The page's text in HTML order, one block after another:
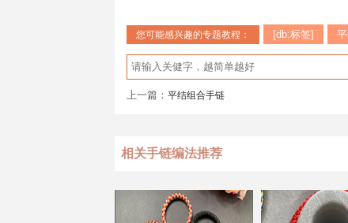
您可能感兴趣的专题教程： [db:标签]
上一篇： 平结组合手链
相关手链编法推荐